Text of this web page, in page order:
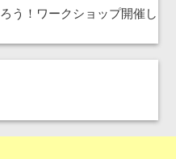
う！ワークショップ開催し